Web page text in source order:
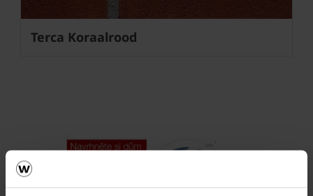
Terca Koraalrood